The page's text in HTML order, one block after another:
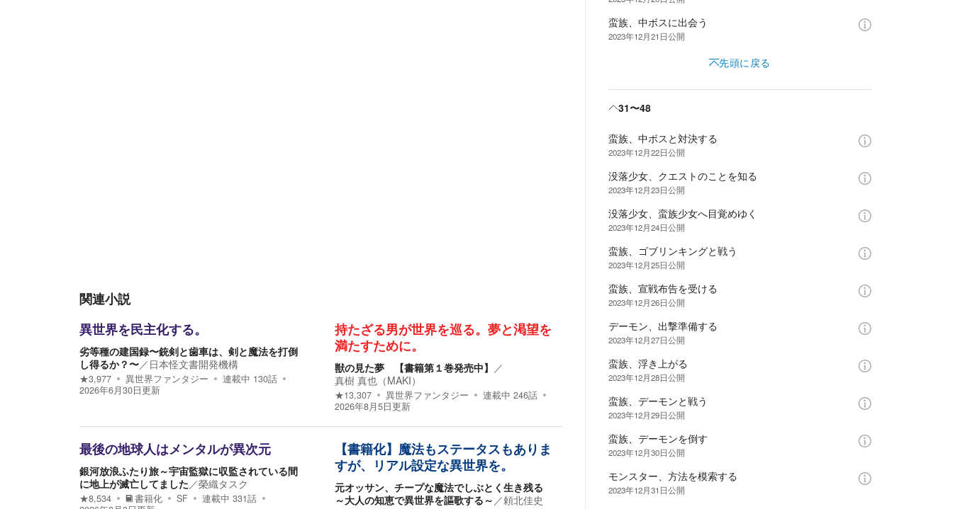
関連小説
異世界を民主化する。
劣等種の建国録〜銃剣と歯車は、剣と魔法を打倒
し得るか？〜／ 日本怪文書開発機構
★3,977 異世界ファンタジー 連載中 130話
2026年6月30日更新
持たざる男が世界を巡る。夢と渇望を
満たすために。
獣の見た夢 【書籍第１巻発売中】 ／
真樹 真也（MAKI）
★13,307 異世界ファンタジー 連載中 246話
2026年8月5日更新
最後の地球人はメンタルが異次元
銀河放浪ふたり旅～宇宙監獄に収監されている間
に地上が滅亡してました／榮織タスク
★8,534 書籍化 SF 連載中 331話
【書籍化】魔法もステータスもありま
すが、リアル設定な異世界を。
元オッサン、チープな魔法でしぶとく生き残る
～大人の知恵で異世界を謳歌する～ ／頼北佳史
蛮族、中ボスに出会う
2023年12月21日公開
先頭に戻る
31〜48
蛮族、中ボスと対決する
2023年12月22日公開
没落少女、クエストのことを知る
2023年12月23日公開
没落少女、蛮族少女へ目覚めゆく
2023年12月24日公開
蛮族、ゴブリンキングと戦う
2023年12月25日公開
蛮族、宣戦布告を受ける
2023年12月26日公開
デーモン、出撃準備する
2023年12月27日公開
蛮族、浮き上がる
2023年12月28日公開
蛮族、デーモンと戦う
2023年12月29日公開
蛮族、デーモンを倒す
2023年12月30日公開
モンスター、方法を模索する
2023年12月31日公開